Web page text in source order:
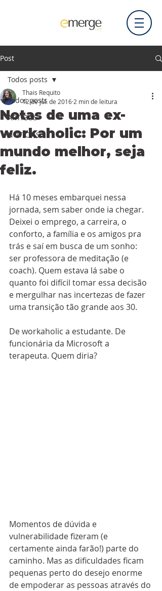
Post
Todos posts
ARTIGOS
NOTÍCIAS
Todos posts
Notas de uma ex-
workaholic: Por um
mundo melhor, seja
feliz.
Thais Requito
12 de jul. de 2016 2 min de leitura
Há 10 meses embarquei nessa
jornada, sem saber onde ia chegar.
Deixei o emprego, a carreira, o
conforto, a família e os amigos pra
trás e saí em busca de um sonho:
ser professora de meditação (e
coach). Quem estava lá sabe o
quanto foi difícil tomar essa decisão
e mergulhar nas incertezas de fazer
uma transição tão grande aos 30.
De workaholic a estudante. De
funcionária da Microsoft a
terapeuta. Quem diria?
Momentos de dúvida e
vulnerabilidade fizeram (e
certamente ainda farão!) parte do
caminho. Mas as dificuldades ficam
pequenas perto do desejo enorme
de empoderar as pessoas através do